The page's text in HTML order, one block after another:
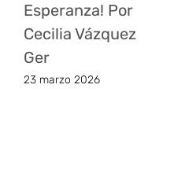
Esperanza! Por
Cecilia Vázquez
Ger
23 marzo 2026